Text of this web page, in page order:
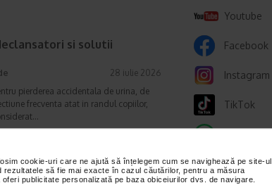
cookie-uri care ne ajută să înțelegem cum se navighează pe site-ul
să fie mai exacte în cazul căutărilor, pentru a măsura
publicitate personalizată pe baza obiceiurilor dvs. de navigare.
si solutii
28 iulie 2026
pierderea accidentala de urina, de
frecventa atat in randul copiilor,
indica o afectiune si cum o
Youtube
Facebook
Instagram
TikTok
CALCULATOARE